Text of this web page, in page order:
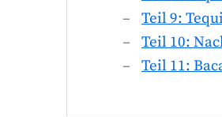
Teil 9:
Teil 10:
Teil 11: